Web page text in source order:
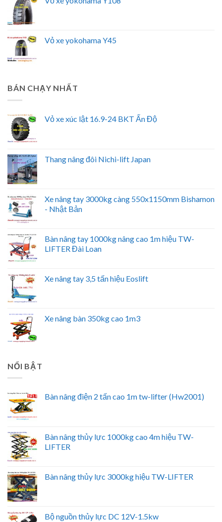
Vỏ xe yokohama Y45
BÁN CHẠY NHẤT
Vỏ xe xúc lật 16.9-24 BKT Ấn Độ
Thang nâng đôi Nichi-lift Japan
Xe nâng tay 3000kg càng 550x1150mm Bishamon
- Nhật Bản
Bàn nâng tay 1000kg nâng cao 1m hiệu TW-
LIFTER Đài Loan
Xe nâng tay 3,5 tấn hiệu Eoslift
Xe nâng bàn 350kg cao 1m3
NỔI BẬT
Bàn nâng điện 2 tấn cao 1m tw-lifter (Hw2001)
Bàn nâng thủy lực 1000kg cao 4m hiệu TW-
LIFTER
Bàn nâng thủy lực 3000kg hiệu TW-LIFTER
Bộ nguồn thủy lực DC 12V-1.5kw